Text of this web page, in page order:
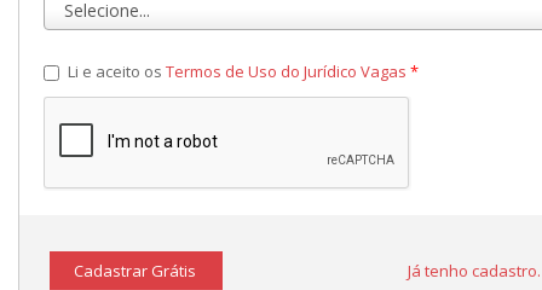
Li e aceito os Termos de Uso do Jurídico Vagas *
Cadastrar Grátis Já tenho